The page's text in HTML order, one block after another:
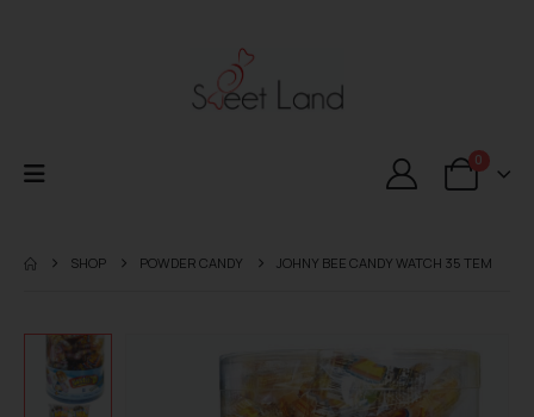
0
SHOP POWDER CANDY JOHNY BEE CANDY WATCH 35 TEM